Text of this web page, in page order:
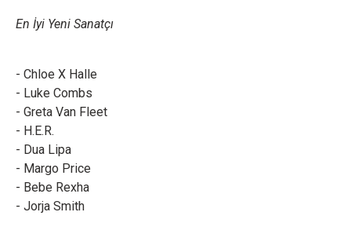
En İyi Yeni Sanatçı
- Chloe X Halle
- Luke Combs
- Greta Van Fleet
- H.E.R.
- Dua Lipa
- Margo Price
- Bebe Rexha
- Jorja Smith